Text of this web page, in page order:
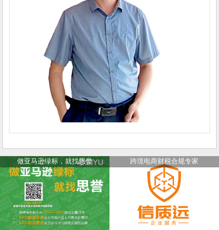
做亚马逊绿标，就找思誉 跨境电商财税合规专家